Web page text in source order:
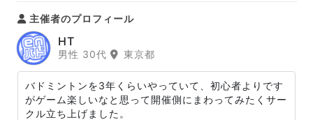
主催者のプロフィール
HT
男性 30代 東京都
バドミントンを3年くらいやっていて、初心者よりです
がゲーム楽しいなと思って開催側にまわってみたくサー
クル立ち上げました。